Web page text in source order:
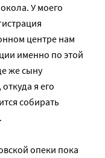
У моего
центре нам
именно по этой
же сыну
я его
собирать
опеки пока